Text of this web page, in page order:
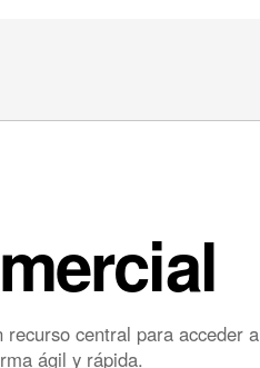
central para acceder a
ágil y rápida.